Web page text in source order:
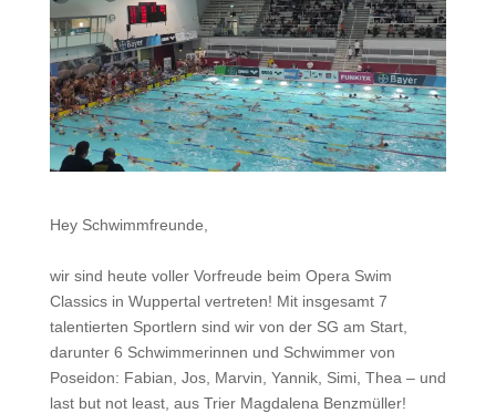
Hey Schwimmfreunde,
wir sind heute voller Vorfreude beim Opera Swim
Classics in Wuppertal vertreten! Mit insgesamt 7
talentierten Sportlern sind wir von der SG am Start,
darunter 6 Schwimmerinnen und Schwimmer von
Poseidon: Fabian, Jos, Marvin, Yannik, Simi, Thea – und
last but not least, aus Trier Magdalena Benzmüller!